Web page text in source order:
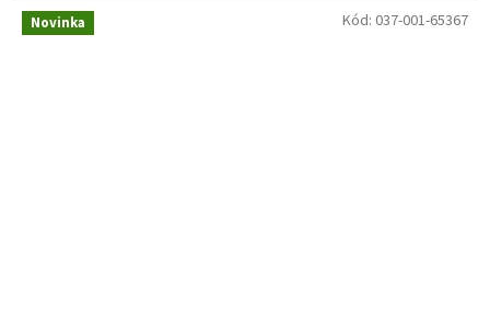
Novinka Kód: 037-001-65367